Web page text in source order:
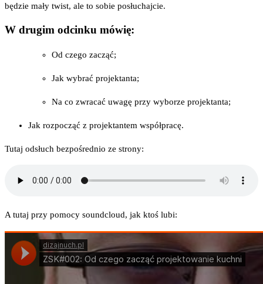
będzie mały twist, ale to sobie posłuchajcie.
W drugim odcinku mówię:
Od cze­go zacząć;
Jak wybrać projektanta;
Na co zwra­cać uwa­gę przy wybo­rze projektanta;
Jak roz­po­cząć z pro­jek­tan­tem współpracę.
Tutaj odsłuch bez­po­śred­nio ze strony:
A tutaj przy pomo­cy soundc­lo­ud, jak ktoś lubi: